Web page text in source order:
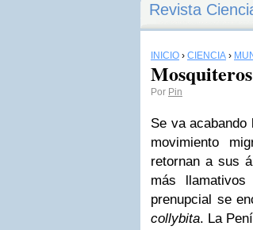
Revista
INICIO › CIENCIA ›
Por Pin
Se va
movimiento
retornan a sus
más
prenupcial se
collybita. La